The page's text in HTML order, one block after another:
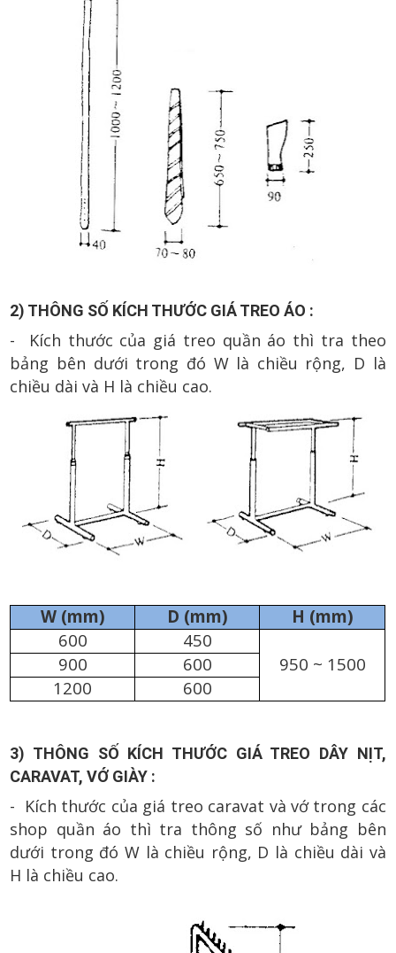
2) THÔNG SỐ KÍCH THƯỚC GIÁ TREO ÁO :
- Kích thước của giá treo quần áo thì tra theo
bảng bên dưới trong đó W là chiều rộng, D là
chiều dài và H là chiều cao.
W (mm) D (mm)
H (mm)
600
450
950 ~ 1500
900
600
1200
600
3) THÔNG SỐ KÍCH THƯỚC GIÁ TREO DÂY NỊT,
CARAVAT, VỚ GIÀY :
- Kích thước của giá treo caravat và vớ trong các
shop quần áo thì tra thông số như bảng bên
dưới trong đó W là chiều rộng, D là chiều dài và
H là chiều cao.